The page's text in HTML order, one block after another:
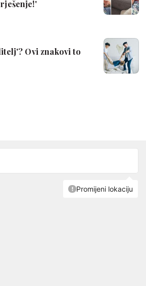
Ovi znakovi to